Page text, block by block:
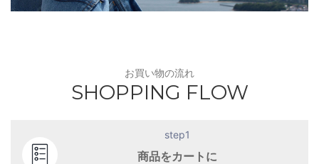
お買い物の流れ
SHOPPING FLOW
step1
商品をカートに